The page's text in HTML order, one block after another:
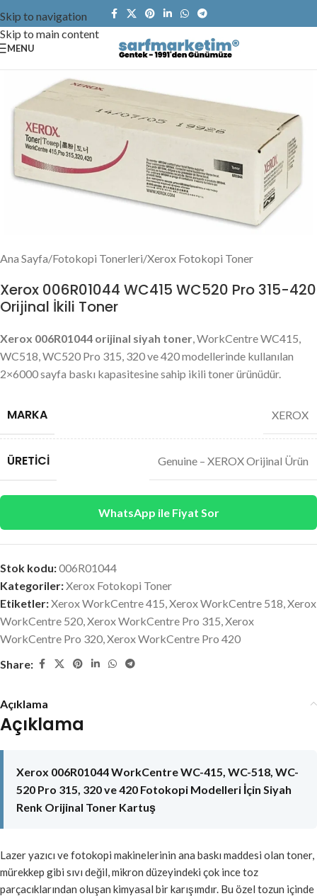
Skip to navigation
Skip to main content
MENU
Ana Sayfa/Fotokopi Tonerleri/Xerox Fotokopi Toner
Xerox 006R01044 WC415 WC520 Pro 315-420
Orijinal İkili Toner
Xerox 006R01044 orijinal siyah toner , WorkCentre WC415,
WC518, WC520 Pro 315, 320 ve 420 modellerinde kullanılan
2×6000 sayfa baskı kapasitesine sahip ikili toner ürünüdür.
MARKA XEROX
ÜRETICI Genuine – XEROX Orijinal Ürün
WhatsApp ile Fiyat Sor
Stok kodu:006R01044
Kategoriler:Xerox Fotokopi Toner
Etiketler:Xerox WorkCentre 415 Xerox WorkCentre 518 Xerox
WorkCentre 520 Xerox WorkCentre Pro 315 Xerox
WorkCentre Pro 320 Xerox WorkCentre Pro 420
Share:
Açıklama
Açıklama
Xerox 006R01044 WorkCentre WC-415, WC-518, WC-
520 Pro 315, 320 ve 420 Fotokopi Modelleri İçin Siyah
Renk Orijinal Toner Kartuş
Lazer yazıcı ve fotokopi makinelerinin ana baskı maddesi olan toner,
mürekkep gibi sıvı değil, mikron düzeyindeki çok ince toz
parçacıklarından oluşan kimyasal bir karışımdır. Bu özel tozun içinde